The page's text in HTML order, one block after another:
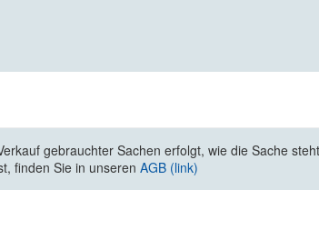
gebrauchter Sachen erfolgt, wie die Sache
finden Sie in unseren AGB (link)